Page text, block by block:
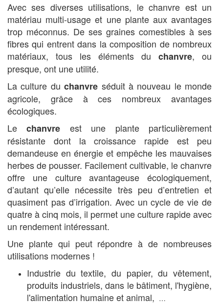
Avec ses diverses utilisations, le chanvre est un
matériau multi-usage et une plante aux avantages
trop méconnus. De ses graines comestibles à ses
fibres qui entrent dans la composition de nombreux
matériaux, tous les éléments du chanvre, ou
presque, ont une utilité.
La culture duchanvre séduit à nouveau le monde
agricole, grâce à ces nombreux avantages
écologiques.
Lechanvre est une plante particulièrement
résistante dont la croissance rapide est peu
demandeuse en énergie et empêche les mauvaises
herbes de pousser. Facilement cultivable, le chanvre
offre une culture avantageuse écologiquement,
d’autant qu’elle nécessite très peu d’entretien et
quasiment pas d’irrigation. Avec un cycle de vie de
quatre à cinq mois, il permet une culture rapide avec
un rendement intéressant.
Une plante qui peut répondre à de nombreuses
utilisations modernes !
Industrie du textile, du papier, du vêtement,
produits industriels, dans le bâtiment, l'hygiène,
l'alimentation humaine et animal, …